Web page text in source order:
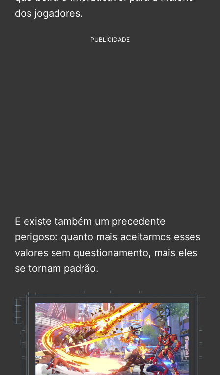
dos jogadores.
PUBLICIDADE
E existe também um precedente
perigoso: quanto mais aceitarmos esses
valores sem questionamento, mais eles
se tornam padrão.